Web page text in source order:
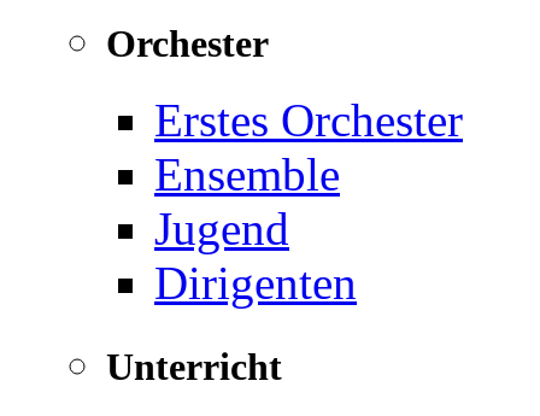
Orchester
Erstes Orchester
Ensemble
Jugend
Dirigenten
Unterricht